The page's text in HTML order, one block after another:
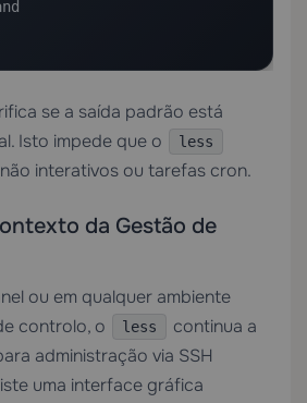
se a saída padrão está
Isto impede que o
less
interativos ou tarefas cron.
da Gestão de
ou em qualquer ambiente
controlo, o
less
continua a
administração via SSH
uma interface gráfica